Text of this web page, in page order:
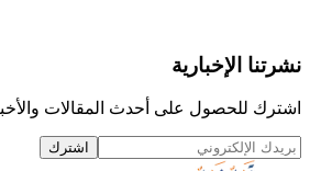
نشرتنا الإخبارية
اشترك للحصول على أحدث المقالات
اشترك